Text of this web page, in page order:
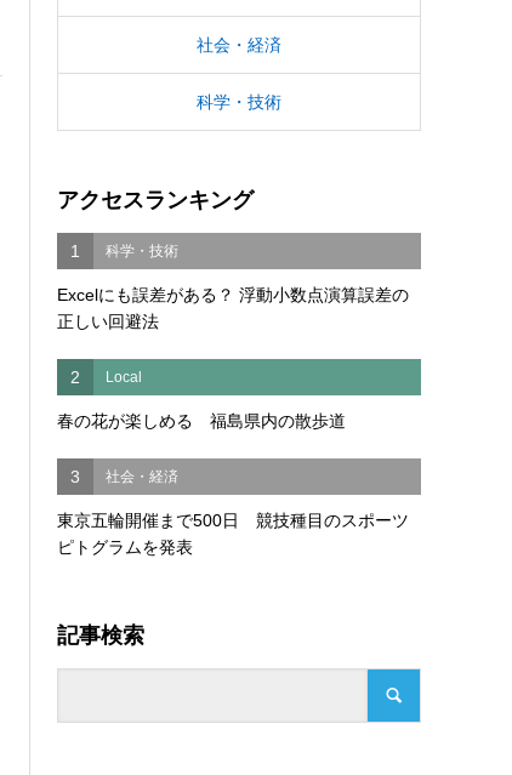
社会・経済
科学・技術
アクセスランキング
1 科学・技術
Excelにも誤差がある？ 浮動小数点演算誤差の
正しい回避法
2 Local
春の花が楽しめる 福島県内の散歩道
3 社会・経済
東京五輪開催まで500日 競技種目のスポーツ
ピトグラムを発表
記事検索